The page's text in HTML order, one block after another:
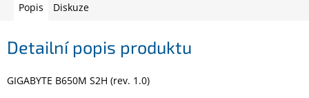
zahrada
Velké
spotřebiče
Popis Diskuze
Detailní popis produktu
GIGABYTE B650M S2H (rev. 1.0)